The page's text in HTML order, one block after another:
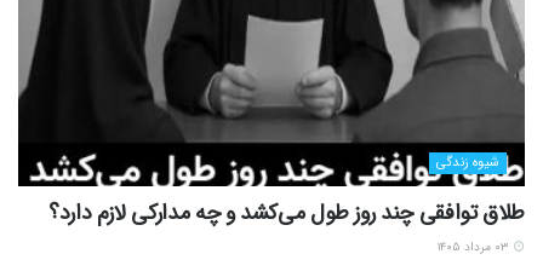
شیوه زندگی
طلاق توافقی چند روز طول می‌کشد و چه مدارکی لازم دارد؟